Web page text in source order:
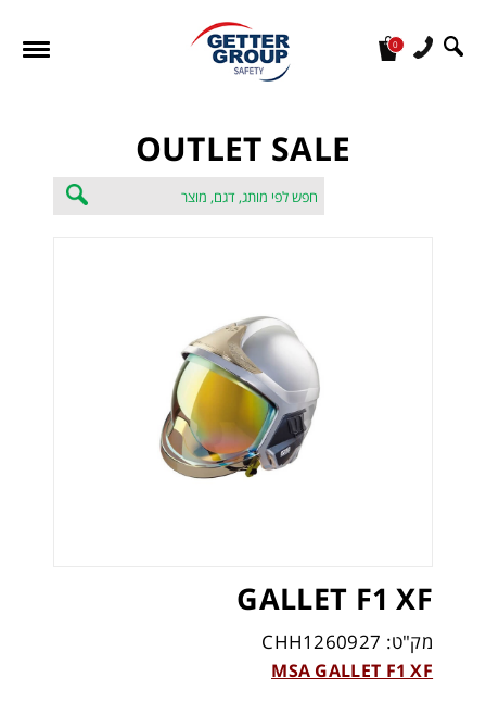
0
OUTLET SALE
GALLET F1 XF
מק"ט: CHH1260927
MSA GALLET F1 XF